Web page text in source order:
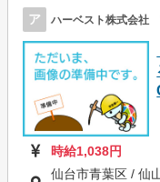
ア ハーベスト株式会社
時給1,038円
仙台市青葉区 / 仙